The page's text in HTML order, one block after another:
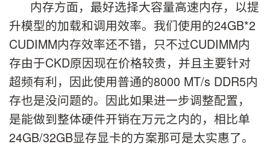
内存方面，最好选择大容量高速内存，以提
升模型的加载和调用效率。我们使用的24GB*2
CUDIMM内存效率还不错，只不过CUDIMM内
存由于CKD原因现在价格较贵，并且主要针对
超频有利，因此使用普通的8000 MT/s DDR5内
存也是没问题的。因此如果进一步调整配置，
是能做到整体硬件开销在万元之内的，相比单
24GB/32GB显存显卡的方案那可是太实惠了。